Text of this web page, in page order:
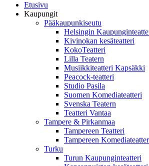
Etusivu
Kaupungit
Pääkaupunkiseutu
Helsingin
Kivinokan kesäteatteri
KokoTeatteri
Lilla Teatern
Musiikkiteatteri Kapsäkki
Peacock-teatteri
Studio Pasila
Suomen Komediateatteri
Svenska Teatern
Teatteri Vantaa
Tampere & Pirkanmaa
Tampereen Teatteri
Tampereen
Turku
Turun Kaupunginteatteri